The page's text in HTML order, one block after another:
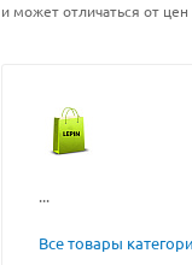
и может отличаться от
...
Все товары